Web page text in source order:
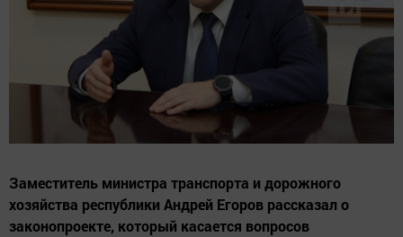
Заместитель министра транспорта и дорожного
хозяйства республики Андрей Егоров рассказал о
законопроекте, который касается вопросов